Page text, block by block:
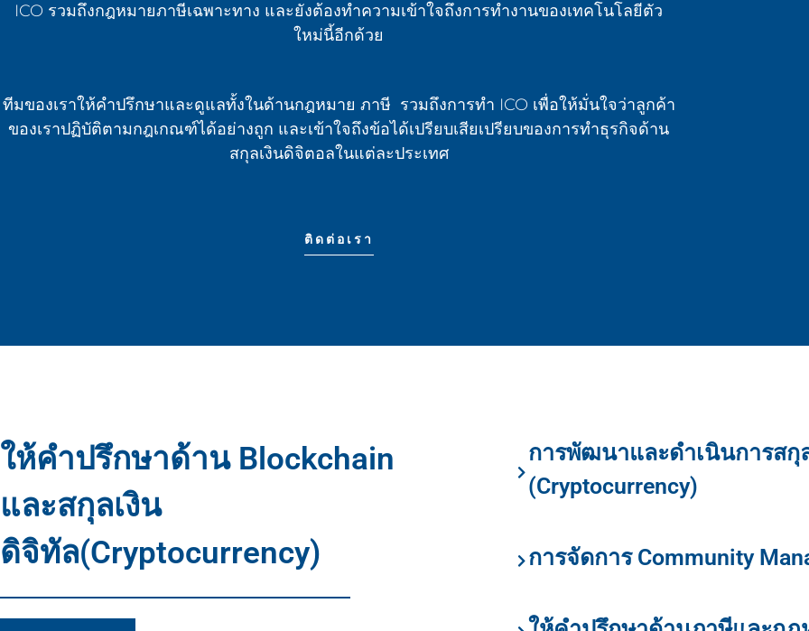
ICO รวมถึงกฎหมายภาษีเฉพาะทาง และยังต้องทำความเข้าใจถึงการทำงานของเทคโนโลยีตัว
ใหม่นี้อีกด้วย
ทีมของเราให้คำปรึกษาและดูแลทั้งในด้านกฎหมาย ภาษี รวมถึงการทำ ICO เพื่อให้มั่นใจว่าลูกค้า
ของเราปฏิบัติตามกฎเกณฑ์ได้อย่างถูก และเข้าใจถึงข้อได้เปรียบเสียเปรียบของการทำธุรกิจด้าน
สกุลเงินดิจิตอลในแต่ละประเทศ
ติดต่อเรา
ให้คำปรึกษาด้าน Blockchain
และสกุลเงิน
ดิจิทัล(Cryptocurrency)
การพัฒนาและดำเนินการสกุ
(Cryptocurrency)
การจัดการ Community